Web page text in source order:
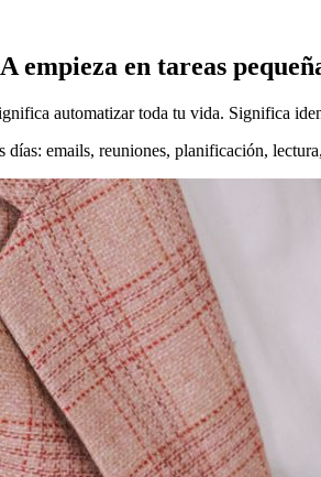
empieza en tareas
automatizar toda tu vida. Significa
días: emails, reuniones, planificación,